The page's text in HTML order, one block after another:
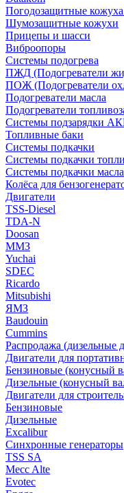
Погодозащитные
Шумозащитные кожухи
Прицепы и шасси
Виброопоры
Системы подогрева
ПЖД (Подогреватели
ПОЖ (Подогреватели
Подогреватели масла
Подогреватели
Системы подзарядки
Топливные баки
Системы подкачки
Системы подкачки
Системы подкачки масла
Колёса для
Двигатели
TSS-Diesel
TDA-N
Doosan
ММЗ
Yuchai
SDEC
Ricardo
Mitsubishi
ЯМЗ
Baudouin
Cummins
Распродажа (дизельные
Двигатели для
Бензиновые (конусный
Дизельные (конусный
Двигатели для
Бензиновые
Дизельные
Excalibur
Синхронные генераторы
TSS SA
Mecc Alte
Evotec